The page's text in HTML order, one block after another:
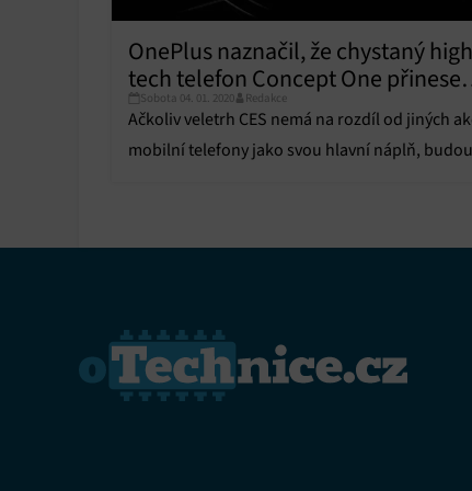
OnePlus naznačil, že chystaný
tech telefon Concept One přinese
mizející kameru
Sobota 04. 01. 2020 Redakce
Ačkoliv veletrh CES nemá na rozdíl od jiných
mobilní telefony jako svou hlavní náplň, budou